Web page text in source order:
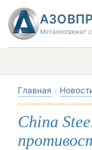
Металлопрокат
Главная
China